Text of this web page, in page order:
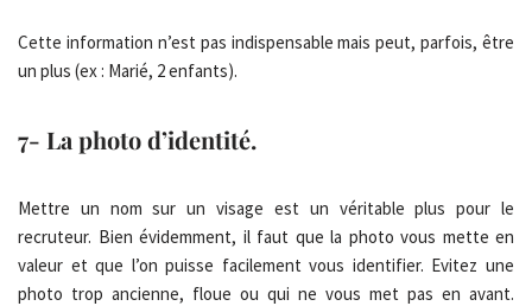
Cette information n’est pas indispensable mais peut, parfois, être
un plus (ex : Marié, 2 enfants).
7- La photo d’identité.
Mettre un nom sur un visage est un véritable plus pour le
recruteur. Bien évidemment, il faut que la photo vous mette en
valeur et que l’on puisse facilement vous identifier. Evitez une
photo trop ancienne, floue ou qui ne vous met pas en avant.